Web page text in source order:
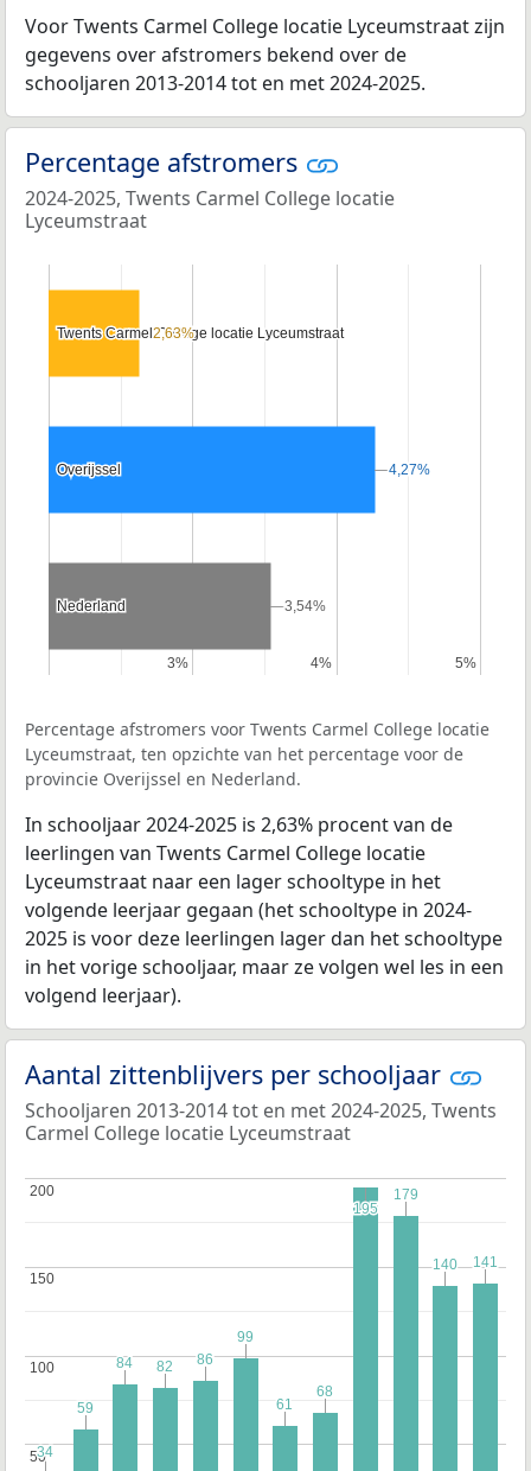
Voor Twents Carmel College locatie Lyceumstraat zijn
gegevens over afstromers bekend over de
schooljaren 2013-2014 tot en met 2024-2025.
Percentage afstromers
2024-2025, Twents Carmel College locatie
Lyceumstraat
3%
3% 4%
4% 5%
5%
Twents Carmel College locatie Lyceumstraat
Twents Carmel College locatie Lyceumstraat
Overijssel
Overijssel
Nederland
Nederland
2,63%
2,63%
4,27%
4,27%
3,54%
3,54%
Percentage afstromers voor Twents Carmel College locatie
Lyceumstraat, ten opzichte van het percentage voor de
provincie Overijssel en Nederland.
In schooljaar 2024-2025 is 2,63% procent van de
leerlingen van Twents Carmel College locatie
Lyceumstraat naar een lager schooltype in het
volgende leerjaar gegaan (het schooltype in 2024-
2025 is voor deze leerlingen lager dan het schooltype
in het vorige schooljaar, maar ze volgen wel les in een
volgend leerjaar).
Aantal zittenblijvers per schooljaar
Schooljaren 2013-2014 tot en met 2024-2025, Twents
Carmel College locatie Lyceumstraat
50
50
100
100
150
150
200
200
34
34
59
59
84
84 82
82 86
86
99
99
61
61
68
68
195
195
179
179
140
140 141
141